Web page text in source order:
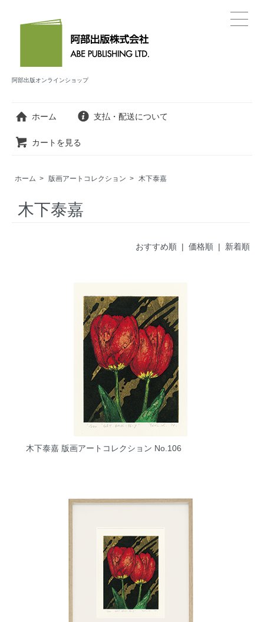
阿部出版オンラインショップ
ホーム 支払・配送について
カートを見る
ホーム > 版画アートコレクション > 木下泰嘉
木下泰嘉
おすすめ順 | 価格順| 新着順
木下泰嘉 版画アートコレクション No.106